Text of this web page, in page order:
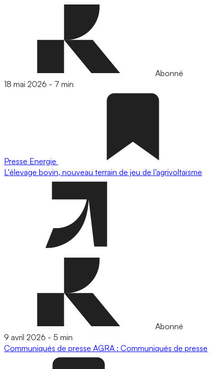
Abonné
18 mai 2026 - 7 min
Presse Energie
L'élevage bovin, nouveau terrain de jeu de l’agrivoltaïsme
Abonné
9 avril 2026 - 5 min
Communiqués de presse AGRA : Communiqués de presse